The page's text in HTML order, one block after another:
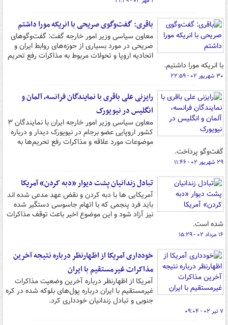
باقری: گفت‌وگوی صریحی با انریکه مورا داشتم
معاون سیاسی وزیر امور خارجه گفت: گفت‌وگوهای
صریحی در مورد بسیاری از حوزه‌های روابط ایران و
اتحادیه اروپا و تحولات مربوط به مذاکرات رفع تحریم
با انریکه مورا داشتیم.
۳۰ شهریور ۰۲ - ۲۲:۵۹
رایزنی علی باقری با نمایندگان فرانسه، آلمان و
انگلیس در نیویورک
معاون سیاسی وزیر امور خارجه ایران با نمایندگان ۳
کشور اروپایی عضو برجام در نیویورک دیدار و درباره
موضوعات مورد علاقه و مذاکرات رفع تحریم‌ها به
گفت‌وگو پرداخت.
۲۹ شهریور ۰۲ - ۱۱:۴۶
تبادل زندانیان پشت دیوار «دبه کردن» آمریکا
آمریکایی ها با دبه کردن و نقض عهد مدعی شده اند
باید فرد پنجمی که با اتهام جاسوسی دستگیر شده
نیز آزاد شود و این موضوع اخیر باعث توقف مذاکرات
شده است.
۱۶ مرداد ۰۲ - ۱۵:۲۹
خودداری آمریکا از اظهارنظر درباره نتیجه آخرین
مذاکرات غیرمستقیم با ایران
آمریکا از اظهارنظر درباره آخرین وضعیت مذاکرات
غیرمستقیم با ایران درباره پول‌های بلوکه شده در کره
جنوبی و تبادل زندانیان خودداری کرد.
۷ تیر ۰۲ - ۰۹:۰۴